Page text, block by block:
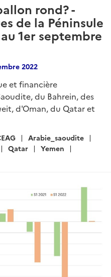
rond? -
de la Péninsule
1er septembre
2022
et financière
du Bahrein, des
d'Oman, du Qatar et
Arabie_saoudite
Qatar
Yemen